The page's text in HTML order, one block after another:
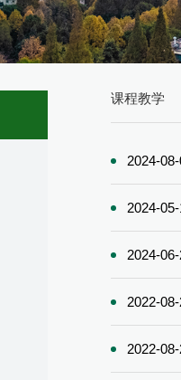
课程教学
2024-
2024-
2024-
2022-
2022-